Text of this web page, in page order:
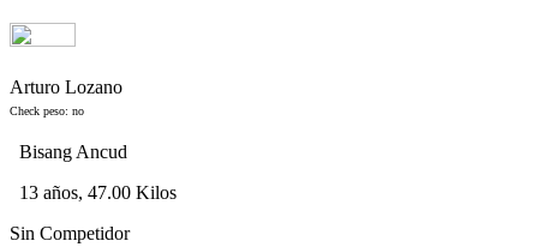
Arturo Lozano
Check peso: no
Bisang Ancud
13 años, 47.00 Kilos
Sin Competidor